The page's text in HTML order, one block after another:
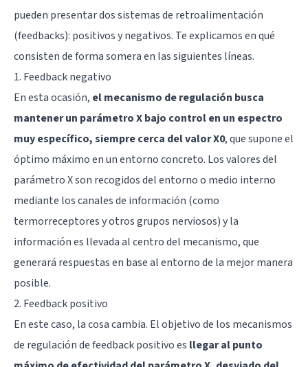
pueden presentar dos sistemas de retroalimentación
(feedbacks): positivos y negativos. Te explicamos en qué
consisten de forma somera en las siguientes líneas.
1. Feedback negativo
En esta ocasión, el mecanismo de regulación busca
mantener un parámetro X bajo control en un espectro
muy específico, siempre cerca del valor X0, que supone el
óptimo máximo en un entorno concreto. Los valores del
parámetro X son recogidos del entorno o medio interno
mediante los canales de información (como
termorreceptores y otros grupos nerviosos) y la
información es llevada al centro del mecanismo, que
generará respuestas en base al entorno de la mejor manera
posible.
2. Feedback positivo
En este caso, la cosa cambia. El objetivo de los mecanismos
de regulación de feedback positivo es llegar al punto